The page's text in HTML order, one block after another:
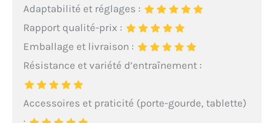
Adaptabilité et réglages :
Rapport qualité-prix :
Emballage et livraison :
Résistance et variété d’entraînement :
Accessoires et praticité (porte-gourde, tablette)